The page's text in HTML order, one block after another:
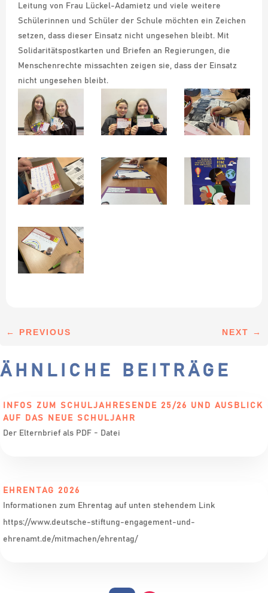
Leitung von Frau Lückel-Adamietz und viele weitere
Schülerinnen und Schüler der Schule möchten ein Zeichen
setzen, dass dieser Einsatz nicht ungesehen bleibt. Mit
Solidaritätspostkarten und Briefen an Regierungen, die
Menschenrechte missachten zeigen sie, dass der Einsatz
nicht ungesehen bleibt.
← PREVIOUS NEXT →
ÄHNLICHE BEITRÄGE
INFOS ZUM SCHULJAHRESENDE 25/26 UND AUSBLICK
AUF DAS NEUE SCHULJAHR
Der Elternbrief als PDF - Datei
EHRENTAG 2026
Informationen zum Ehrentag auf unten stehendem Link
https://www.deutsche-stiftung-engagement-und-
ehrenamt.de/mitmachen/ehrentag/